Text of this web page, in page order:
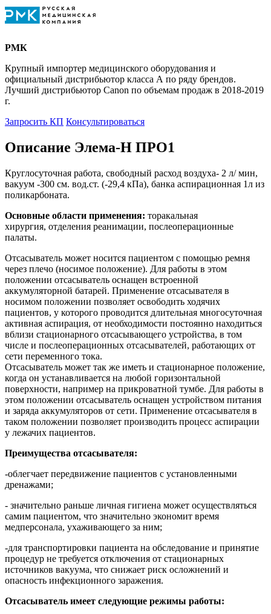
РМК
Крупный импортер медицинского оборудования и
официальный дистрибьютор класса А по ряду брендов.
Лучший дистрибьютор Canon по объемам продаж в 2018-2019
г.
Запросить КП Консультироваться
Описание Элема-Н ПРО1
Круглосуточная работа, свободный расход воздуха- 2 л/ мин,
вакуум -300 см. вод.ст. (-29,4 кПа), банка аспирационная 1л из
поликарбоната.
Основные области применения: торакальная
хирургия, отделения реанимации, послеоперационные
палаты.
Отсасыватель может носится пациентом с помощью ремня
через плечо (носимое положение). Для работы в этом
положении отсасыватель оснащен встроенной
аккумуляторной батарей. Применение отсасывателя в
носимом положении позволяет освободить ходячих
пациентов, у которого проводится длительная многосуточная
активная аспирация, от необходимости постоянно находиться
вблизи стационарного отсасывающего устройства, в том
числе и послеоперационных отсасывателей, работающих от
сети переменного тока.
Отсасыватель может так же иметь и стационарное положение,
когда он устанавливается на любой горизонтальной
поверхности, например на прикроватной тумбе. Для работы в
этом положении отсасыватель оснащен устройством питания
и заряда аккумуляторов от сети. Применение отсасывателя в
таком положении позволяет производить процесс аспирации
у лежачих пациентов.
Преимущества отсасывателя:
-облегчает передвижение пациентов с установленными
дренажами;
- значительно раньше личная гигиена может осуществляться
самим пациентом, что значительно экономит время
медперсонала, ухаживающего за ним;
-для транспортировки пациента на обследование и принятие
процедур не требуется отключения от стационарных
источников вакуума, что снижает риск осложнений и
опасность инфекционного заражения.
Отсасыватель имеет следующие режимы работы: